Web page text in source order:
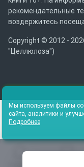
рекомендательные
воздержитесь
Copyright © 2012 -
"Целлюлоза")
Мы используем файлы
сайта, аналитики и
Подробнее